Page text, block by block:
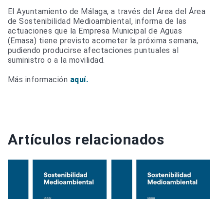
El Ayuntamiento de Málaga, a través del Área del Área
de Sostenibilidad Medioambiental, informa de las
actuaciones que la Empresa Municipal de Aguas
(Emasa) tiene previsto acometer la próxima semana,
pudiendo producirse afectaciones puntuales al
suministro o a la movilidad.
Más información aquí.
Artículos relacionados